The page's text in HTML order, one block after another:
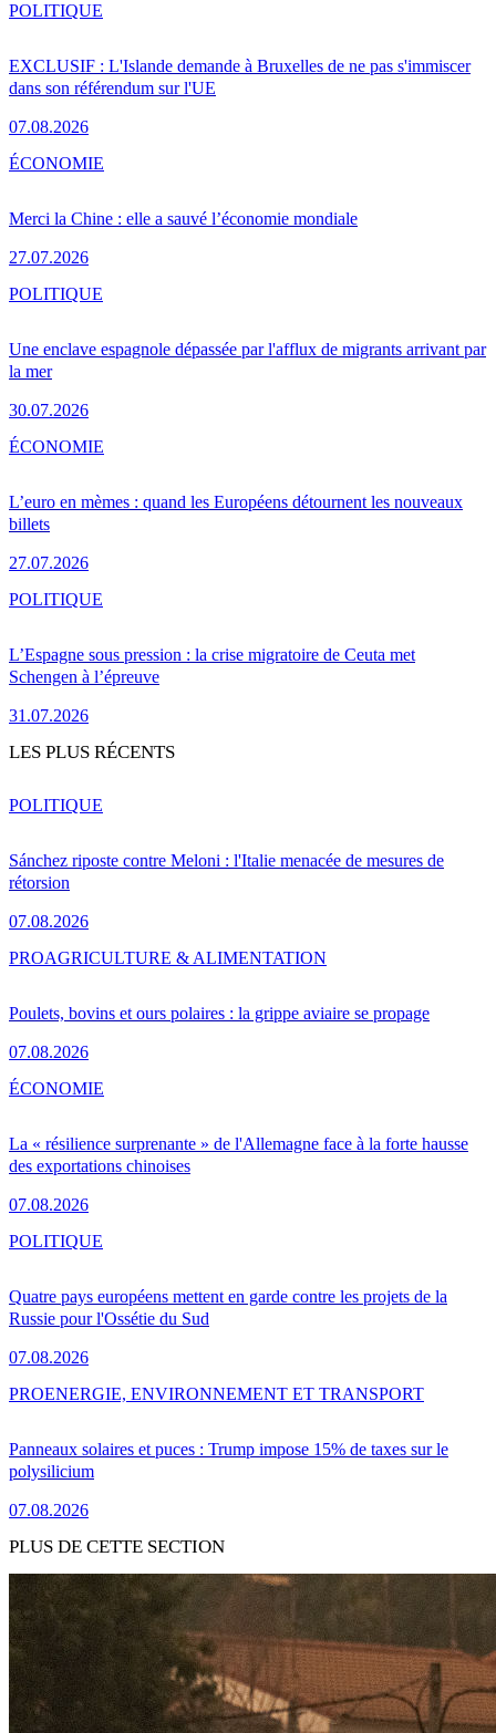
EXCLUSIF : L'Islande demande à Bruxelles de ne pas s'immiscer
dans son référendum sur l'UE
07.08.2026
POLITIQUE
Merci la Chine : elle a sauvé l’économie mondiale
27.07.2026
ÉCONOMIE
Une enclave espagnole dépassée par l'afflux de migrants arrivant par
la mer
30.07.2026
POLITIQUE
L’euro en mèmes : quand les Européens détournent les nouveaux
billets
27.07.2026
ÉCONOMIE
L’Espagne sous pression : la crise migratoire de Ceuta met
Schengen à l’épreuve
31.07.2026
POLITIQUE
LES PLUS RÉCENTS
Sánchez riposte contre Meloni : l'Italie menacée de mesures de
rétorsion
07.08.2026
POLITIQUE
Poulets, bovins et ours polaires : la grippe aviaire se propage
07.08.2026
PROAGRICULTURE & ALIMENTATION
La « résilience surprenante » de l'Allemagne face à la forte hausse
des exportations chinoises
07.08.2026
ÉCONOMIE
Quatre pays européens mettent en garde contre les projets de la
Russie pour l'Ossétie du Sud
07.08.2026
POLITIQUE
Panneaux solaires et puces : Trump impose 15% de taxes sur le
polysilicium
07.08.2026
PROENERGIE, ENVIRONNEMENT ET TRANSPORT
PLUS DE CETTE SECTION